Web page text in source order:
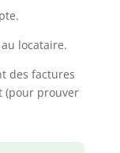
locataire.
des factures
(pour prouver